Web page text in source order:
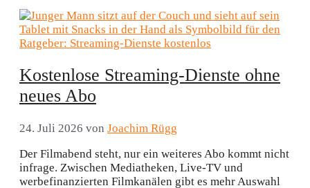
Kostenlose Streaming-Dienste ohne
neues Abo
24. Juli 2026 von Joachim Rügg
Der Filmabend steht, nur ein weiteres Abo kommt nicht
infrage. Zwischen Mediatheken, Live-TV und
werbefinanzierten Filmkanälen gibt es mehr Auswahl